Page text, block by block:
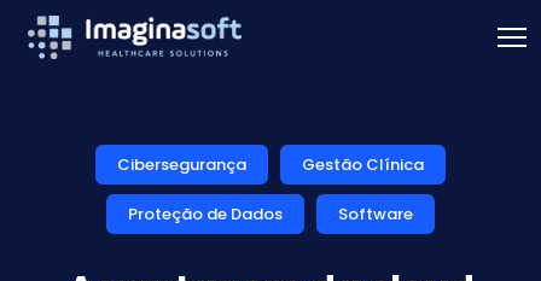
Cibersegurança Gestão Clínica
Proteção de Dados Software